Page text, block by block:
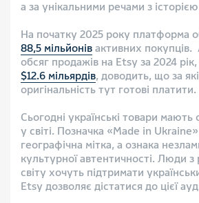
а за унікальними речами з
На початку 2025 року платформа
88,5 мільйонів активних покупців.
обсяг продажів на Etsy за 2024
$12.6 мільярдів, доводить, що за
оригінальність тут готові платити.
Сьогодні українські товари мають
у світі. Позначка «Made in
географічна мітка, а ознака
культурної автентичності. Люди з
світу хочуть підтримати
Etsy дозволяє дістатися до цієї